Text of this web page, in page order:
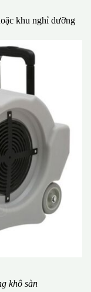
khu nghỉ dưỡng
khô sàn